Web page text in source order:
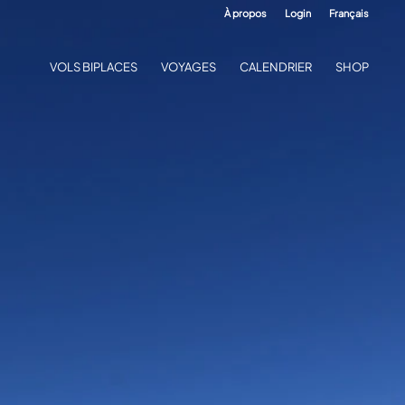
À propos Login Français
VOLS BIPLACES VOYAGES CALENDRIER SHOP